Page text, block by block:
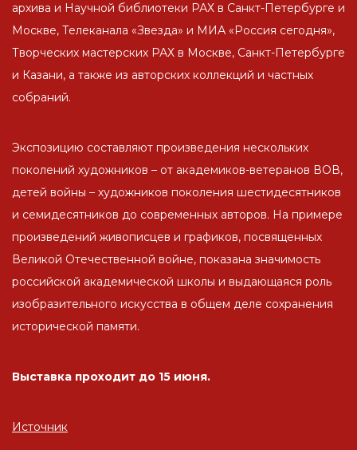
архива и Научной библиотеки РАХ в Санкт-Петербурге и
Москве, Телеканала «Звезда» и МИА «Россия сегодня»,
Творческих мастерских РАХ в Москве, Санкт-Петербурге
и Казани, а также из авторских коллекций и частных
собраний.
Экспозицию составляют произведения нескольких
поколений художников – от академиков-ветеранов ВОВ,
детей войны – художников поколения шестидесятников
и семидесятников до современных авторов. На примере
произведений живописцев и графиков, посвященных
Великой Отечественной войне, показана значимость
российской академической школы и выдающаяся роль
изобразительного искусства в общем деле сохранения
исторической памяти.
Выставка проходит до 15 июня.
Источник